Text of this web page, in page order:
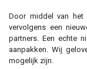
Door middel van het
vervolgens een
partners. Een echte
aanpakken. Wij
mogelijk zijn.